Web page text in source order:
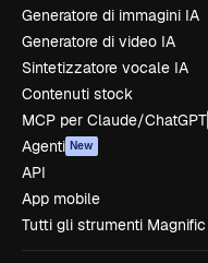
Generatore di immagini IA
Generatore di video IA
Sintetizzatore vocale IA
Contenuti stock
MCP per Claude/ChatGPT
Agenti New
API
App mobile
Tutti gli strumenti Magnific